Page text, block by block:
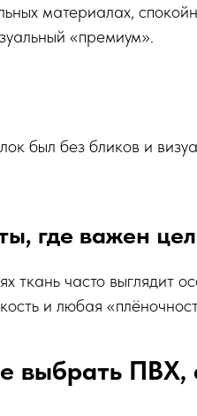
материалах,
«премиум».
был без бликов и
где важен
ткань часто выглядит
и любая
выбрать ПВХ,